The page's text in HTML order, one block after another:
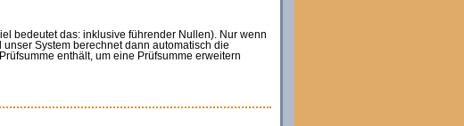
bedeutet das: inklusive führender Nullen). Nur wenn
System berechnet dann automatisch die
enthält, um eine Prüfsumme erweitern